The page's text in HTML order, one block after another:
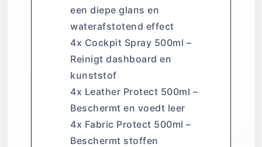
een diepe glans en
waterafstotend effect
4x Cockpit Spray 500ml –
Reinigt dashboard en
kunststof
4x Leather Protect 500ml –
Beschermt en voedt leer
4x Fabric Protect 500ml –
Beschermt stoffen